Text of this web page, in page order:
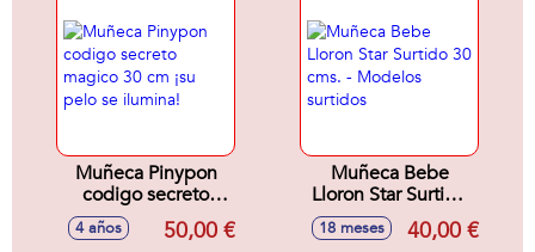
Muñeca Pinypon
codigo secreto
magico 30 cm ¡su
pelo se ilumina!
4 años 50,00 €
Muñeca Bebe
Lloron Star Surtido
30 cms. - Modelos
surtidos
18 meses 40,00 €